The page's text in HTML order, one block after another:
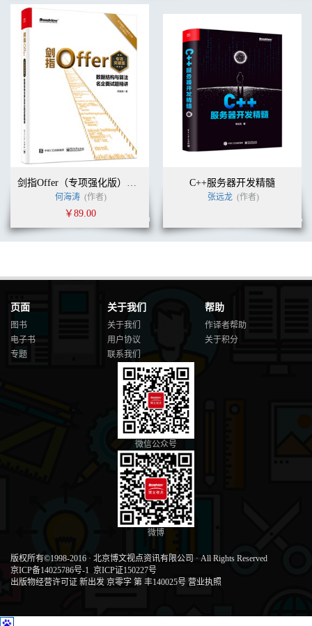
剑指Offer（专项强化版）：数据结构与算法名企面试题精讲
何海涛 (作者)
￥89.00
C++服务器开发精髓
张远龙 (作者)
页面
图书
电子书
专题
关于我们
关于我们
用户协议
联系我们
帮助
作译者帮助
关于积分
微信公众号
微博
版权所有©1998-2016 · 北京博文视点资讯有限公司 · All Rights Reserved
京ICP备14025786号-1 京ICP证150227号
出版物经营许可证 新出发 京零字 第 丰140025号 营业执照